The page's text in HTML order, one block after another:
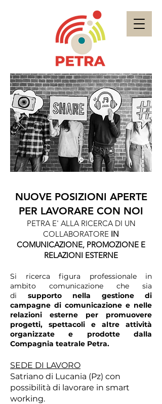
NUOVE POSIZIONI APERTE
PER LAVORARE CON NOI
PETRA E' ALLA RICERCA DI UN
COLLABORATORE IN
COMUNICAZIONE, PROMOZIONE E
RELAZIONI ESTERNE
Si ricerca figura professionale in
ambito comunicazione che sia
di supporto nella gestione di
campagne di comunicazione e nelle
relazioni esterne per promuovere
progetti, spettacoli e altre attività
organizzate e prodotte dalla
Compagnia teatrale Petra.
SEDE DI LAVORO
Satriano di Lucania (Pz) con
possibilità di lavorare in smart
working.